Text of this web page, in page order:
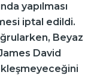
yapılması
iptal edildi.
Beyaz
David